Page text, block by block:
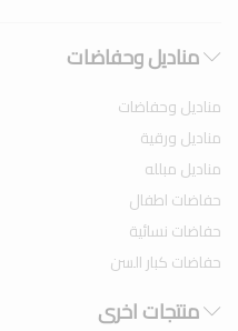
مناديل وحفاضات
مناديل وحفاضات
مناديل ورقية
مناديل مبلله
حفاضات اطفال
حفاضات نسائية
حفاضات كبار السن
منتجات اخرى